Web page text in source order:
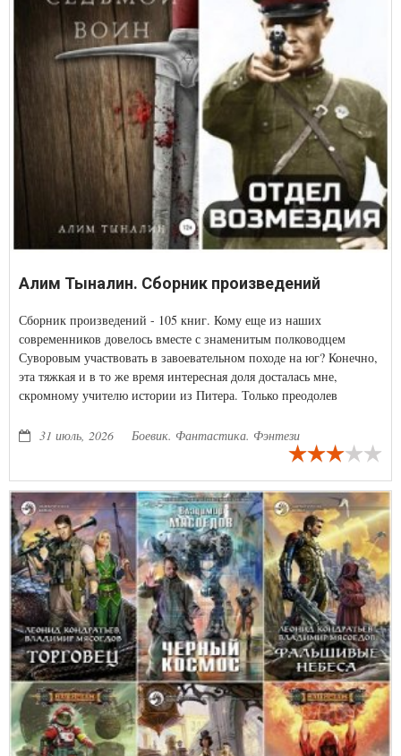
Алим Тыналин. Сборник произведений
Сборник произведений - 105 книг. Кому еще из наших
современников довелось вместе с знаменитым полководцем
Суворовым участвовать в завоевательном походе на юг? Конечно,
эта тяжкая и в то же время интересная доля досталась мне,
скромному учителю истории из Питера. Только преодолев
до Индии. А может и не дойду, кто знает...
31 июль, 2026 Боевик. Фантастика. Фэнтези